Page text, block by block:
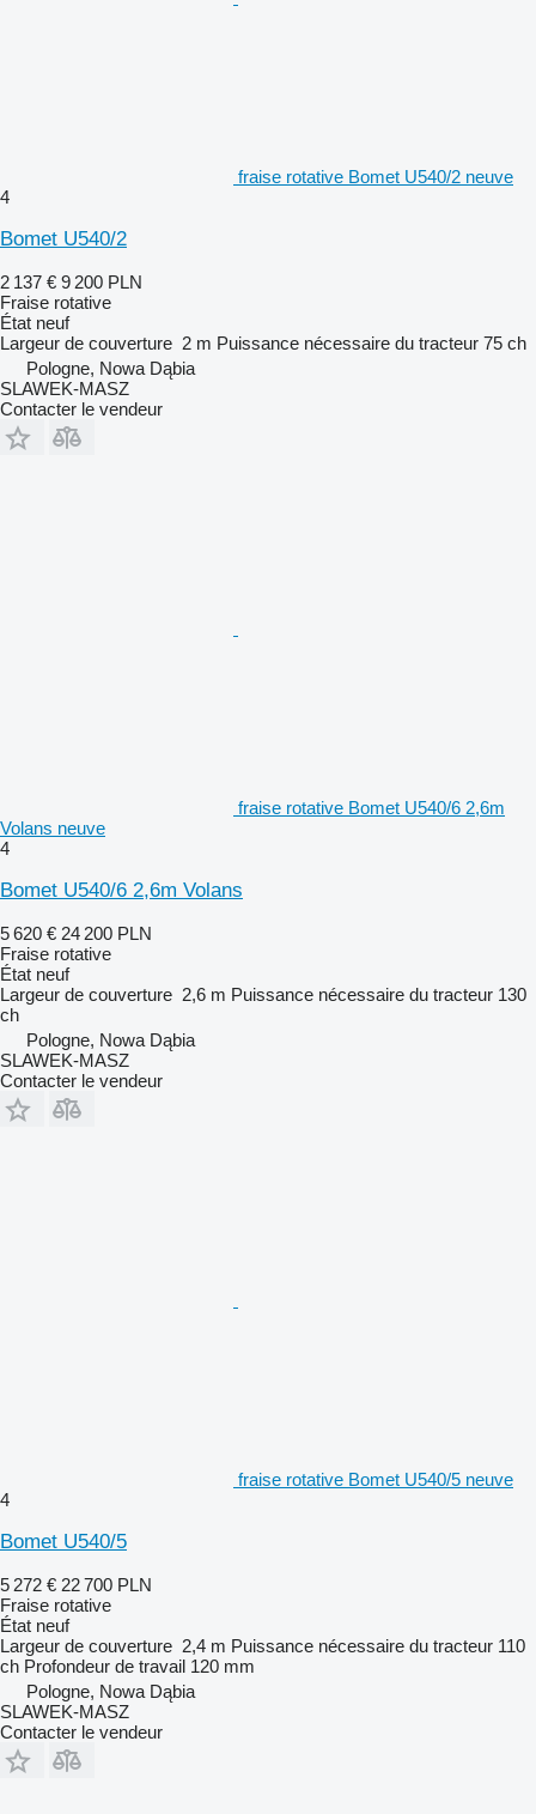
fraise rotative Bomet U540/2 neuve
4
Bomet U540/2
2 137 € 9 200 PLN
Fraise rotative
État neuf
Largeur de couverture 2 m Puissance nécessaire du tracteur 75 ch
Pologne, Nowa Dąbia
SLAWEK-MASZ
Contacter le vendeur
fraise rotative Bomet U540/6 2,6m
Volans neuve
4
Bomet U540/6 2,6m Volans
5 620 € 24 200 PLN
Fraise rotative
État neuf
Largeur de couverture 2,6 m Puissance nécessaire du tracteur 130
ch
Pologne, Nowa Dąbia
SLAWEK-MASZ
Contacter le vendeur
fraise rotative Bomet U540/5 neuve
4
Bomet U540/5
5 272 € 22 700 PLN
Fraise rotative
État neuf
Largeur de couverture 2,4 m Puissance nécessaire du tracteur 110
ch Profondeur de travail 120 mm
Pologne, Nowa Dąbia
SLAWEK-MASZ
Contacter le vendeur